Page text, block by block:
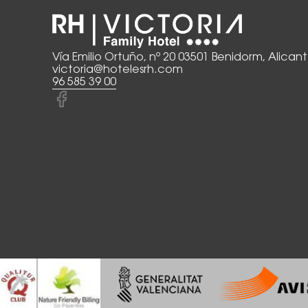
Vía Emilio Ortuño, nº 20 03501 Benidorm,
victoria@hotelesrh.com
96 585 39 00